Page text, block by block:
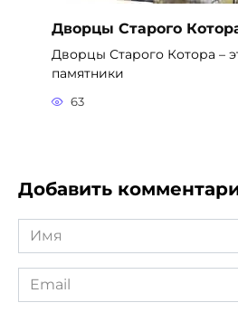
Дворцы Старого
Дворцы Старого Котора –
памятники
63
Добавить
Имя
*
Email
*